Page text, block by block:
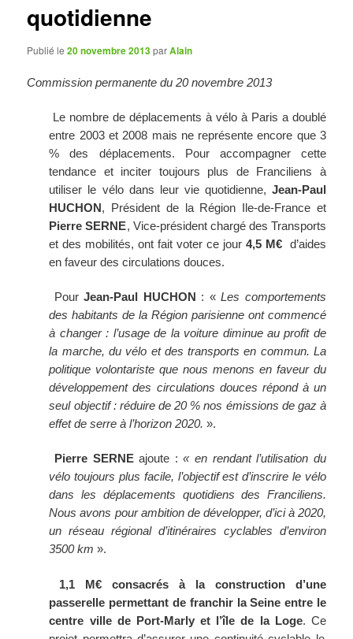
quotidienne
Publié le20 novembre 2013parAlain
Commission permanente du 20 novembre 2013
Le nombre de déplacements à vélo à Paris a doublé
entre 2003 et 2008 mais ne représente encore que 3
% des déplacements. Pour accompagner cette
tendance et inciter toujours plus de Franciliens à
utiliser le vélo dans leur vie quotidienne, Jean-Paul
HUCHON , Président de la Région Ile-de-France et
Pierre SERNE, Vice-président chargé des Transports
et des mobilités, ont fait voter ce jour4,5 M€
d’aides
en faveur des circulations douces.
PourJean-Paul HUCHON : «Les comportements
des habitants de la Région parisienne ont commencé
à changer : l’usage de la voiture diminue au profit de
la marche, du vélo et des transports en commun. La
politique volontariste que nous menons en faveur du
développement des circulations douces répond à un
seul objectif : réduire de 20 % nos émissions de gaz à
effet de serre à l’horizon 2020.».
Pierre SERNEajoute :« en rendant l’utilisation du
vélo toujours plus facile, l’objectif est d’inscrire le vélo
dans les déplacements quotidiens des Franciliens.
Nous avons pour ambition de développer, d’ici à 2020,
un réseau régional d’itinéraires cyclables d’environ
3500 km».
1,1 M€ consacrés à la construction d’une
passerelle permettant de franchir la Seine entre le
centre ville de Port-Marly et l’île de la Loge. Ce